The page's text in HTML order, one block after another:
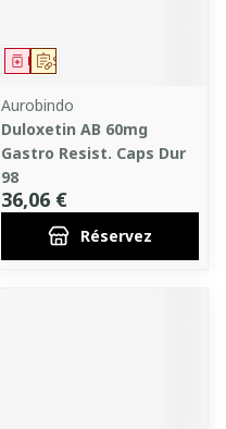
Sur prescription
Médicament
Aurobindo
Duloxetin AB 60mg
Gastro Resist. Caps Dur
98
36,06 €
Réservez